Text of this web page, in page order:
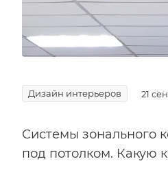
Дизайн интерьеров 21
Системы зонального
под потолком. Какую